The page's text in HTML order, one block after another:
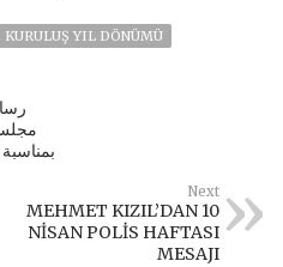
YIL DÖNÜMÜ
Next
MEHMET KIZIL’DAN 10
NİSAN POLİS HAFTASI
MESAJI